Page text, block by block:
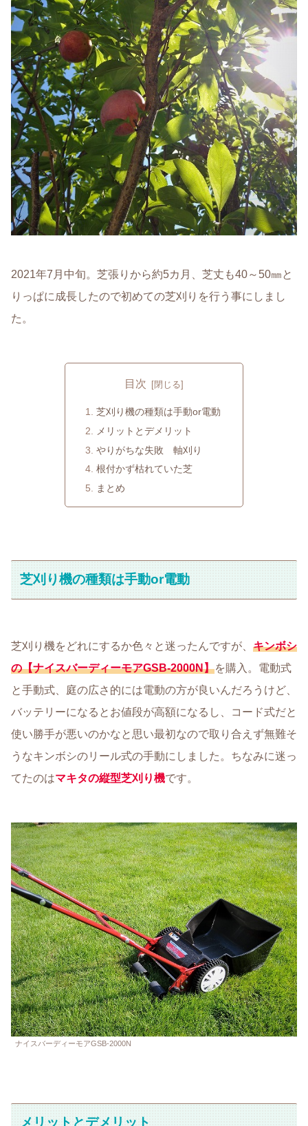
2021年7月中旬。芝張りから約5カ月、芝丈も40～50㎜と
りっぱに成長したので初めての芝刈りを行う事にしまし
た。
目次
芝刈り機の種類は手動or電動
メリットとデメリット
やりがちな失敗 軸刈り
根付かず枯れていた芝
まとめ
芝刈り機の種類は手動or電動
芝刈り機をどれにするか色々と迷ったんですが、 キンボシ
の【ナイスバーディーモアGSB-2000N】を購入。電動式
と手動式、庭の広さ的には電動の方が良いんだろうけど、
バッテリーになるとお値段が高額になるし、コード式だと
使い勝手が悪いのかなと思い最初なので取り合えず無難そ
うなキンボシのリール式の手動にしました。ちなみに迷っ
てたのはマキタの縦型芝刈り機です。
ナイスバーディーモアGSB-2000N
メリットとデメリット